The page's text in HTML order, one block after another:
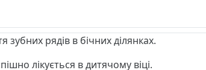
рядів в бічних ділянках.
лікується в дитячому віці.